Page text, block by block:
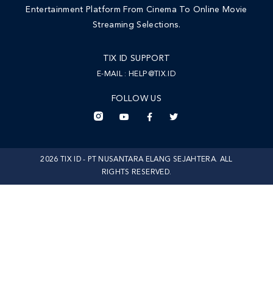
Entertainment Platform From Cinema To Online Movie
Streaming Selections.
TIX ID SUPPORT
E-MAIL : HELP@TIX.ID
FOLLOW US
2026 TIX ID - PT NUSANTARA ELANG SEJAHTERA. ALL
RIGHTS RESERVED.